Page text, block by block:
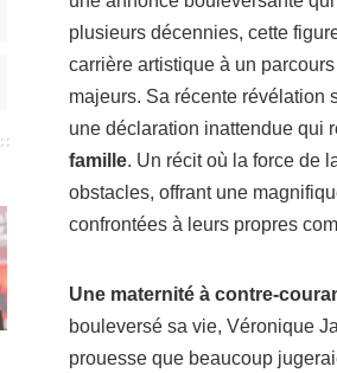
plusieurs décennies, cette
carrière artistique à un
majeurs. Sa récente révélation
une déclaration inattendue qui
famille. Un récit où la force de
obstacles, offrant une
confrontées à leurs propres
Une maternité à contre-
bouleversé sa vie, Véronique
prouesse que beaucoup